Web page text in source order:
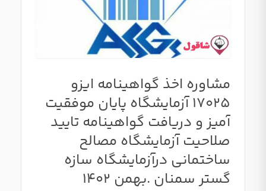
مشاوره اخذ گواهینامه ایزو
۱۷۰۲۵ آزمایشگاه پایان موفقیت
آمیز و دریافت گواهینامه تایید
صلاحیت آزمایشگاه مصالح
ساختمانی درآزمایشگاه سازه
گستر سمنان .بهمن 1402